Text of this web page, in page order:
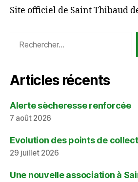
Site officiel de Saint Thibaud
Articles récents
Alerte sècheresse renforcée
7 août 2026
Evolution des points de
29 juillet 2026
Une nouvelle association à